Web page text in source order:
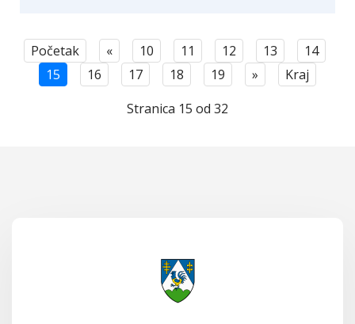
Početak « 10 11 12 13
14
15
16 17 18 19 »
Kraj
Stranica 15 od 32